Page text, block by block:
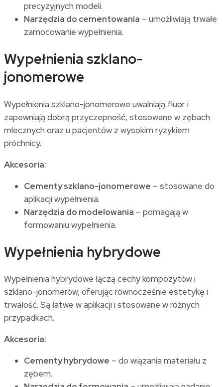
precyzyjnych modeli.
Narzędzia do cementowania – umożliwiają trwałe
zamocowanie wypełnienia.
Wypełnienia szklano-
jonomerowe
Wypełnienia szklano-jonomerowe uwalniają fluor i
zapewniają dobrą przyczepność, stosowane w zębach
mlecznych oraz u pacjentów z wysokim ryzykiem
próchnicy.
Akcesoria:
Cementy szklano-jonomerowe – stosowane do
aplikacji wypełnienia.
Narzędzia do modelowania – pomagają w
formowaniu wypełnienia.
Wypełnienia hybrydowe
Wypełnienia hybrydowe łączą cechy kompozytów i
szklano-jonomerów, oferując równocześnie estetykę i
trwałość. Są łatwe w aplikacji i stosowane w różnych
przypadkach.
Akcesoria:
Cementy hybrydowe – do wiązania materiału z
zębem.